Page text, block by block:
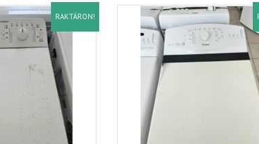
RAKTÁRON!